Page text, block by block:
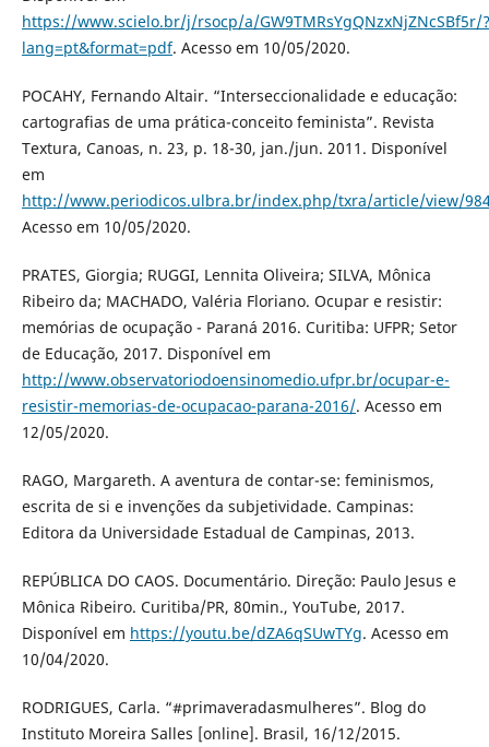
https://www.scielo.br/j/rsocp/a/GW9TMRsYgQNzxNjZNcSBf5r/?
lang=pt&format=pdf. Acesso em 10/05/2020.
POCAHY, Fernando Altair. “Interseccionalidade e educação:
cartografias de uma prática-conceito feminista”. Revista
Textura, Canoas, n. 23, p. 18-30, jan./jun. 2011. Disponível
em
http://www.periodicos.ulbra.br/index.php/txra/article/view/
Acesso em 10/05/2020.
PRATES, Giorgia; RUGGI, Lennita Oliveira; SILVA, Mônica
Ribeiro da; MACHADO, Valéria Floriano. Ocupar e resistir:
memórias de ocupação - Paraná 2016. Curitiba: UFPR; Setor
de Educação, 2017. Disponível em
http://www.observatoriodoensinomedio.ufpr.br/ocupar-e-
resistir-memorias-de-ocupacao-parana-2016/. Acesso em
12/05/2020.
RAGO, Margareth. A aventura de contar-se: feminismos,
escrita de si e invenções da subjetividade. Campinas:
Editora da Universidade Estadual de Campinas, 2013.
REPÚBLICA DO CAOS. Documentário. Direção: Paulo Jesus e
Mônica Ribeiro. Curitiba/PR, 80min., YouTube, 2017.
Disponível em https://youtu.be/dZA6qSUwTYg. Acesso em
10/04/2020.
RODRIGUES, Carla. “#primaveradasmulheres”. Blog do
Instituto Moreira Salles [online]. Brasil, 16/12/2015.